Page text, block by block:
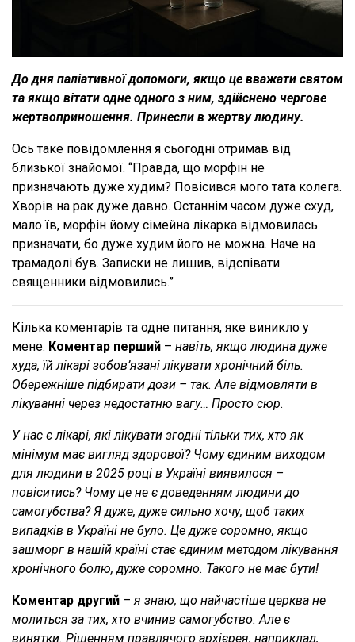
До дня паліативної допомоги, якщо це вважати святом
та якщо вітати одне одного з ним, здійснено чергове
жертвоприношення. Принесли в жертву людину.
Ось таке повідомлення я сьогодні отримав від
близької знайомої. “Правда, що морфін не
призначають дуже худим? Повісився мого тата колега.
Хворів на рак дуже давно. Останнім часом дуже схуд,
мало їв, морфін йому сімейна лікарка відмовилась
призначати, бо дуже худим його не можна. Наче на
трамадолі був. Записки не лишив, відспівати
священники відмовились.”
Кілька коментарів та одне питання, яке виникло у
мене. Коментар перший – навіть, якщо людина дуже
худа, їй лікарі зобов’язані лікувати хронічний біль.
Обережніше підбирати дози – так. Але відмовляти в
лікуванні через недостатню вагу… Просто сюр.
У нас є лікарі, які лікувати згодні тільки тих, хто як
мінімум має вигляд здорової? Чому єдиним виходом
для людини в 2025 році в Україні виявилося –
повіситись? Чому це не є доведенням людини до
самогубства? Я дуже, дуже сильно хочу, щоб таких
випадків в Україні не було. Це дуже соромно, якщо
зашморг в нашій країні стає єдиним методом лікування
хронічного болю, дуже соромно. Такого не має бути!
Коментар другий – я знаю, що найчастіше церква не
молиться за тих, хто вчинив самогубство. Але є
винятки. Рішенням правлячого архієрея, наприклад,